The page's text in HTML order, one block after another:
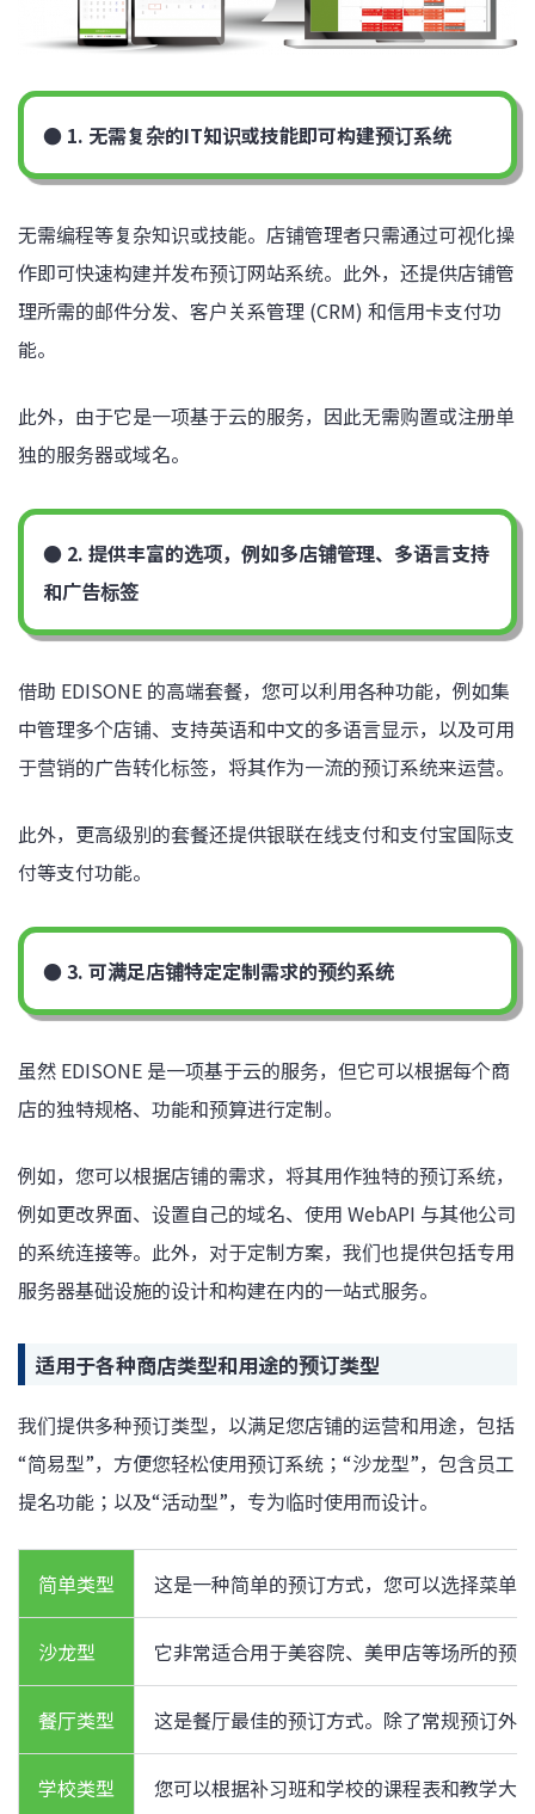
● 1. 无需复杂的IT知识或技能即可构建预订系统
无需编程等复杂知识或技能。店铺管理者只需通过可视化操
作即可快速构建并发布预订网站系统。此外，还提供店铺管
理所需的邮件分发、客户关系管理 (CRM) 和信用卡支付功
能。
此外，由于它是一项基于云的服务，因此无需购置或注册单
独的服务器或域名。
● 2. 提供丰富的选项，例如多店铺管理、多语言支持
和广告标签
借助 EDISONE 的高端套餐，您可以利用各种功能，例如集
中管理多个店铺、支持英语和中文的多语言显示，以及可用
于营销的广告转化标签，将其作为一流的预订系统来运营。
此外，更高级别的套餐还提供银联在线支付和支付宝国际支
付等支付功能。
● 3. 可满足店铺特定定制需求的预约系统
虽然 EDISONE 是一项基于云的服务，但它可以根据每个商
店的独特规格、功能和预算进行定制。
例如，您可以根据店铺的需求，将其用作独特的预订系统，
例如更改界面、设置自己的域名、使用 WebAPI 与其他公司
的系统连接等。此外，对于定制方案，我们也提供包括专用
服务器基础设施的设计和构建在内的一站式服务。
适用于各种商店类型和用途的预订类型
我们提供多种预订类型，以满足您店铺的运营和用途，包括
“简易型”，方便您轻松使用预订系统；“沙龙型”，包含员工
提名功能；以及“活动型”，专为临时使用而设计。
简单类型 这是一种简单的预订方式，您可以选择菜单
沙龙型 它非常适合用于美容院、美甲店等场所的预
餐厅类型 这是餐厅最佳的预订方式。除了常规预订外
学校类型 您可以根据补习班和学校的课程表和教学大